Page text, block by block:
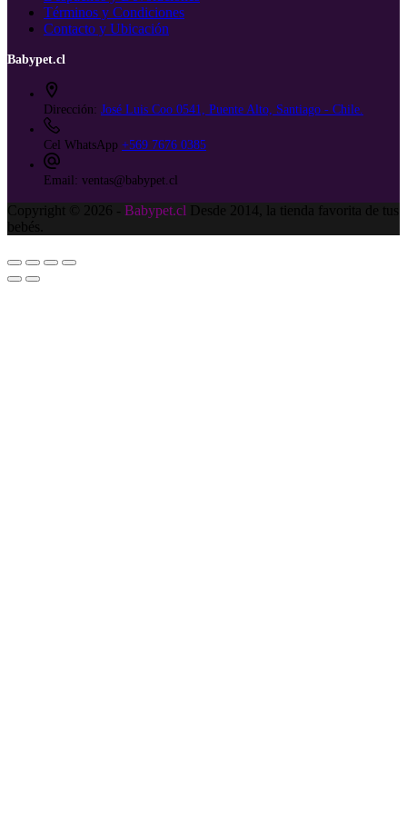
Términos y Condiciones
Contacto y Ubicación
Babypet.cl
Dirección: José Luis Coo 0541, Puente Alto, Santiago - Chile.
Cel WhatsApp +569 7676 0385
Email: ventas@babypet.cl
Copyright © 2026 - Babypet.cl Desde 2014, la tienda favorita de tus
bebés.